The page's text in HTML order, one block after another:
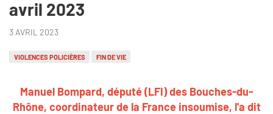
avril 2023
3 AVRIL 2023
VIOLENCES POLICIÈRES FIN DE VIE
Manuel Bompard, député (LFI) des Bouches-du-
Rhône, coordinateur de la France insoumise, l'a dit